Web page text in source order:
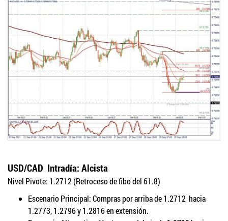
USD/CAD Intradía: Alcista
Nivel Pivote: 1.2712 (Retroceso de fibo del 61.8)
Escenario Principal: Compras por arriba de 1.2712 hacia
1.2773, 1.2796 y 1.2816 en extensión.